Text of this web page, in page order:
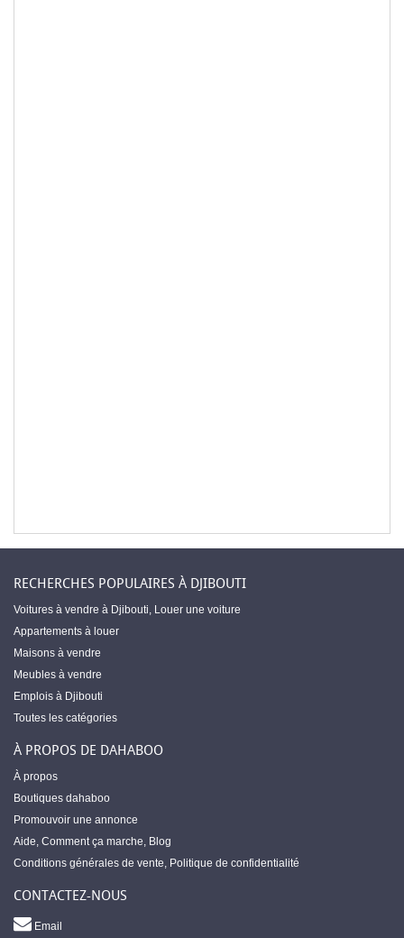
RECHERCHES POPULAIRES À DJIBOUTI
Voitures à vendre à Djibouti, Louer une voiture
Appartements à louer
Maisons à vendre
Meubles à vendre
Emplois à Djibouti
Toutes les catégories
À PROPOS DE DAHABOO
À propos
Boutiques dahaboo
Promouvoir une annonce
Aide, Comment ça marche, Blog
Conditions générales de vente, Politique de confidentialité
CONTACTEZ-NOUS
Email